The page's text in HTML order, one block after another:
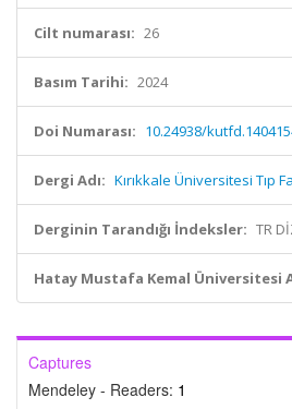
Cilt numarası: 26
Basım Tarihi: 2024
Doi Numarası: 10.24938/
Dergi Adı: Kırıkkale Üniversitesi Tıp
Derginin Tarandığı İndeksler: TR
Hatay Mustafa Kemal Üniversitesi
Captures
Mendeley - Readers: 1